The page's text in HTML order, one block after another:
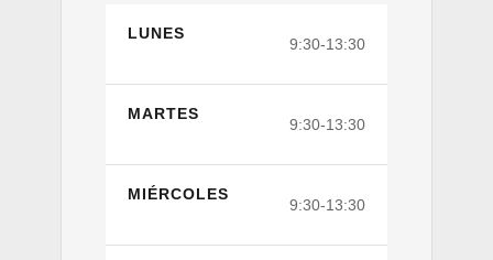
LUNES
9:30-13:30
MARTES
9:30-13:30
MIÉRCOLES
9:30-13:30